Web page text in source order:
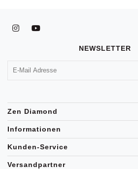
NEWSLETTER
Zen Diamond
Informationen
Kunden-Service
Versandpartner